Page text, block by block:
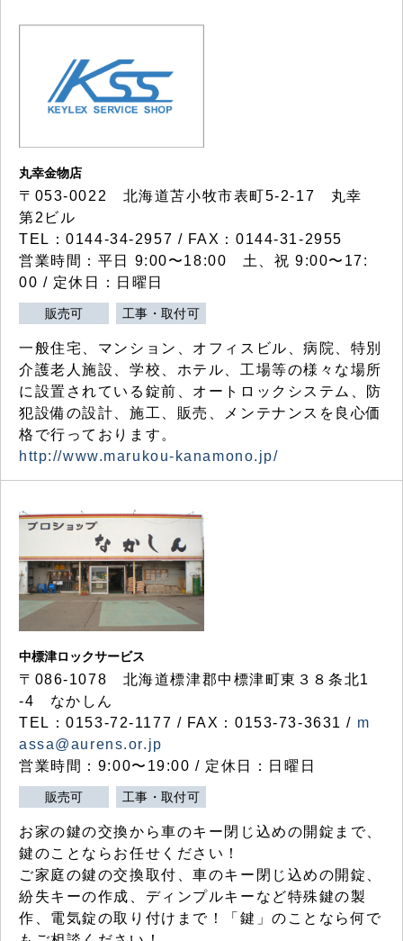
丸幸金物店
〒053-0022 北海道苫小牧市表町5-2-17 丸幸
第2ビル
TEL：0144-34-2957 / FAX：0144-31-2955
営業時間：平日 9:00〜18:00 土、祝 9:00〜17:
00 / 定休日：日曜日
販売可 工事・取付可
一般住宅、マンション、オフィスビル、病院、特別
介護老人施設、学校、ホテル、工場等の様々な場所
に設置されている錠前、オートロックシステム、防
犯設備の設計、施工、販売、メンテナンスを良心価
格で行っております。
http://www.marukou-kanamono.jp/
中標津ロックサービス
〒086-1078 北海道標津郡中標津町東３８条北1
-4 なかしん
TEL：0153-72-1177 / FAX：0153-73-3631 / m
assa@aurens.or.jp
営業時間：9:00〜19:00 / 定休日：日曜日
販売可 工事・取付可
お家の鍵の交換から車のキー閉じ込めの開錠まで、
鍵のことならお任せください！
ご家庭の鍵の交換取付、車のキー閉じ込めの開錠、
紛失キーの作成、ディンプルキーなど特殊鍵の製
作、電気錠の取り付けまで！「鍵」のことなら何で